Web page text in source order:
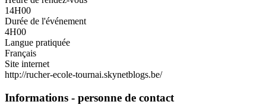
14H00
Durée de l'événement
4H00
Langue pratiquée
Français
Site internet
http://rucher-ecole-tournai.skynetblogs.be/
Informations - personne de contact